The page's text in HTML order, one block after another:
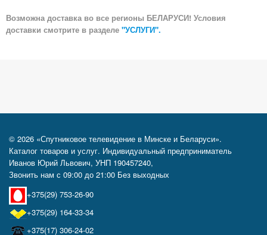
Возможна доставка во все регионы БЕЛАРУСИ! Условия
доставки смотрите в разделе "УСЛУГИ".
© 2026 «Спутниковое телевидение в Минске и Беларуси».
Каталог товаров и услуг. Индивидуальный предприниматель
Иванов Юрий Львович, УНП 190457240,
Звонить нам с 09:00 до 21:00 Без выходных
+375(29) 753-26-90
+375(29) 164-33-34
+375(17) 306-24-02